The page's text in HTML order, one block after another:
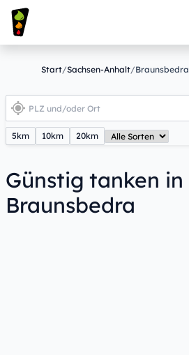
Start/Sachsen-Anhalt/Braunsbedra
5km 10km 20km
Günstig tanken in
Braunsbedra